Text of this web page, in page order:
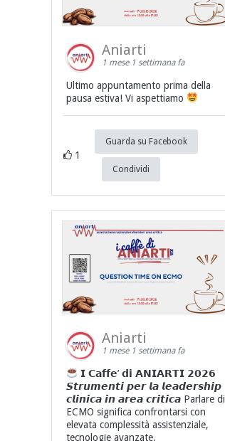
Aniarti
1 mese 1 settimana fa
Ultimo appuntamento prima della
pausa estiva! Vi aspettiamo
1
Guarda su Facebook
Condividi
Aniarti
1 mese 1 settimana fa
𝗜 𝗖𝗮𝗳𝗳𝗲’ 𝗱𝗶 𝗔𝗡𝗜𝗔𝗥𝗧𝗜 𝟮𝟬𝟮𝟲
𝙎𝙩𝙧𝙪𝙢𝙚𝙣𝙩𝙞 𝙥𝙚𝙧 𝙡𝙖 𝙡𝙚𝙖𝙙𝙚𝙧𝙨𝙝𝙞𝙥
𝙘𝙡𝙞𝙣𝙞𝙘𝙖 𝙞𝙣 𝙖𝙧𝙚𝙖 𝙘𝙧𝙞𝙩𝙞𝙘𝙖 Parlare di
ECMO significa confrontarsi con
elevata complessità assistenziale,
tecnologie avanzate,